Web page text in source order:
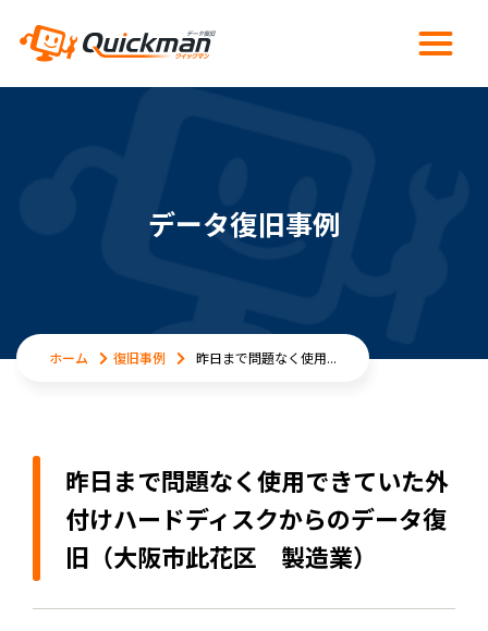
データ復旧事例
ホーム 復旧事例 昨日まで問題なく使用...
昨日まで問題なく使用できていた外
付けハードディスクからのデータ復
旧（大阪市此花区 製造業）